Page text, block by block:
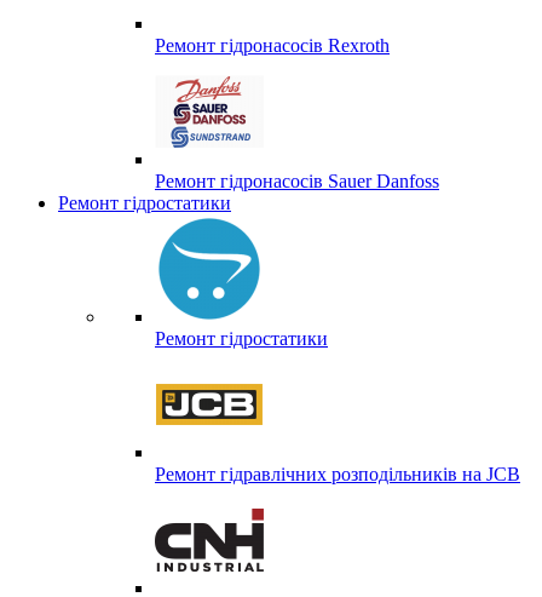
Ремонт гідронасосів Rexroth
Ремонт гідронасосів Sauer Danfoss
Ремонт гідростатики
Ремонт гідростатики
Ремонт гідравлічних розподільників на JCB